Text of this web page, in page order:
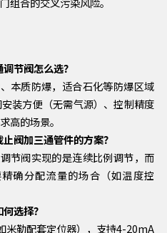
节阀怎么选？
本质防爆，适合石化等防爆区域
装方便（无需气源）、控制精度
高的场景。
阀加三通管件的方案？
节阀实现的是连续比例调节，而
确分配流量的场合（如温度控
选择？
米勒配套定位器），支持4-20mA